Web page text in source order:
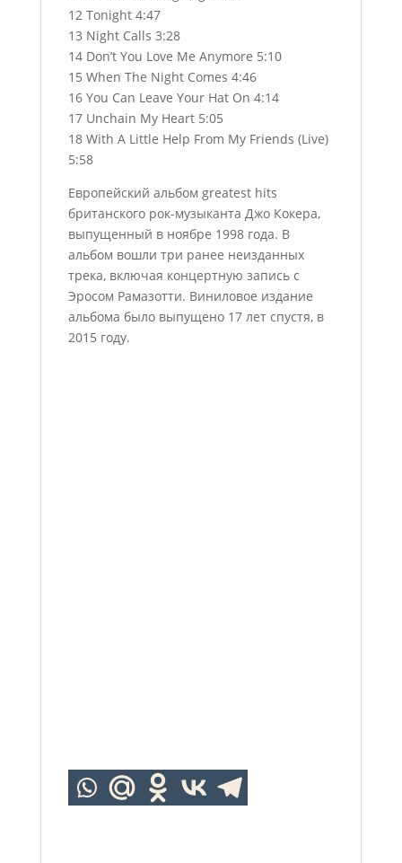
12 Tonight 4:47
13 Night Calls 3:28
14 Don’t You Love Me Anymore 5:10
15 When The Night Comes 4:46
16 You Can Leave Your Hat On 4:14
17 Unchain My Heart 5:05
18 With A Little Help From My Friends (Live)
5:58
Европейский альбом greatest hits
британского рок-музыканта Джо Кокера,
выпущенный в ноябре 1998 года. В
альбом вошли три ранее неизданных
трека, включая концертную запись с
Эросом Рамазотти. Виниловое издание
альбома было выпущено 17 лет спустя, в
2015 году.